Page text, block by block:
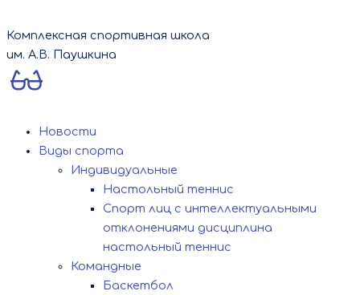
к
содержимому
Комплексная спортивная школа
им. А.В. Паушкина
Новости
Виды спорта
Индивидуальные
Настольный теннис
Спорт лиц с интеллектуальными
отклонениями дисциплина
настольный теннис
Командные
Баскетбол